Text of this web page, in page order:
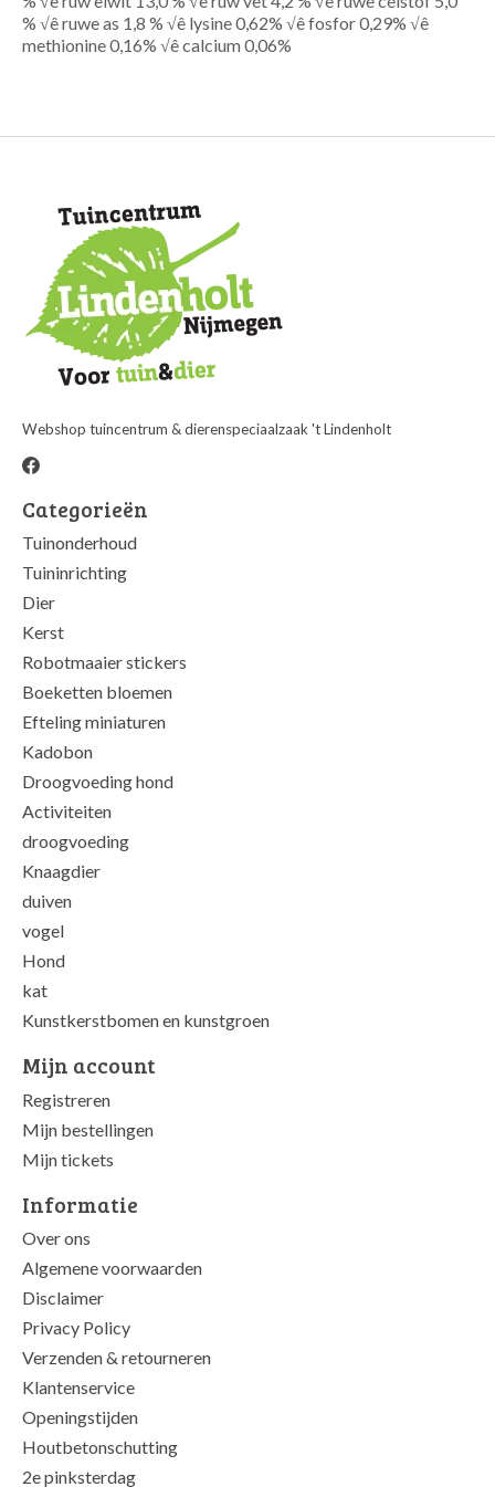
% √ê ruwe as 1,8 % √ê lysine 0,62% √ê fosfor 0,29% √ê
methionine 0,16% √ê calcium 0,06%
Webshop tuincentrum & dierenspeciaalzaak 't Lindenholt
Categorieën
Tuinonderhoud
Tuininrichting
Dier
Kerst
Robotmaaier stickers
Boeketten bloemen
Efteling miniaturen
Kadobon
Droogvoeding hond
Activiteiten
droogvoeding
Knaagdier
duiven
vogel
Hond
kat
Kunstkerstbomen en kunstgroen
Mijn account
Registreren
Mijn bestellingen
Mijn tickets
Informatie
Over ons
Algemene voorwaarden
Disclaimer
Privacy Policy
Verzenden & retourneren
Klantenservice
Openingstijden
Houtbetonschutting
2e pinksterdag